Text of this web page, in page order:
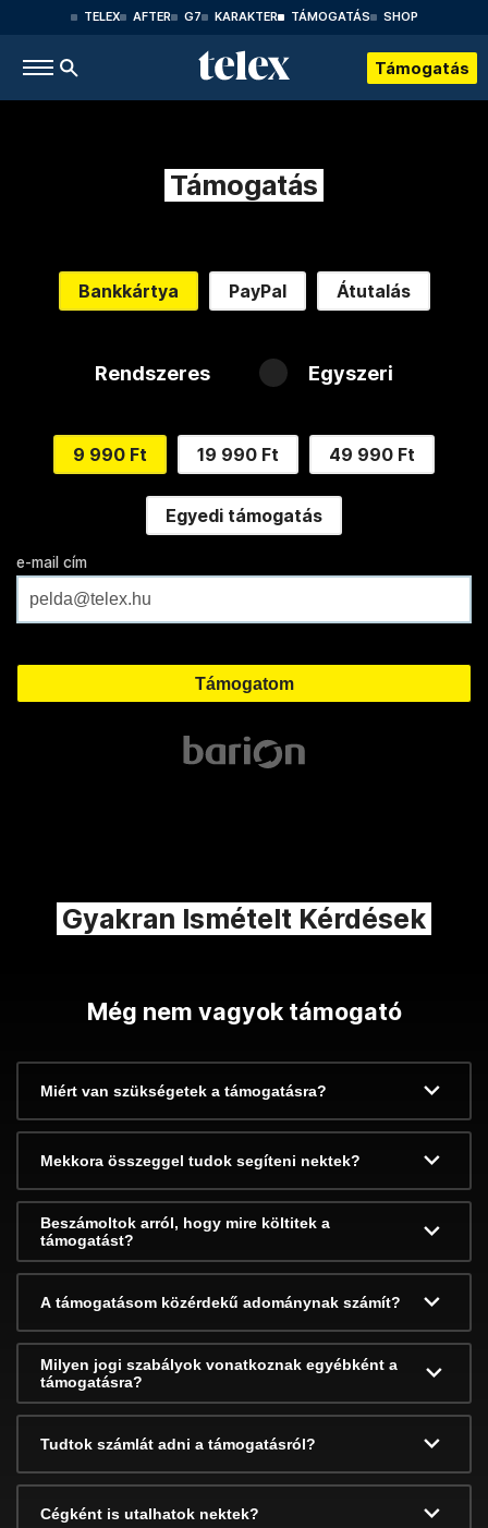
TELEX AFTER G7 KARAKTER TÁMOGATÁS SHOP
Támogatás
Támogatás
Bankkártya PayPal Átutalás
Rendszeres Egyszeri
9 990 Ft 19 990 Ft 49 990 Ft
Egyedi támogatás
e-mail cím
Gyakran Ismételt Kérdések
Még nem vagyok támogató
Miért van szükségetek a támogatásra?
Mekkora összeggel tudok segíteni nektek?
Beszámoltok arról, hogy mire költitek a
támogatást?
A támogatásom közérdekű adománynak számít?
Milyen jogi szabályok vonatkoznak egyébként a
támogatásra?
Tudtok számlát adni a támogatásról?
Cégként is utalhatok nektek?